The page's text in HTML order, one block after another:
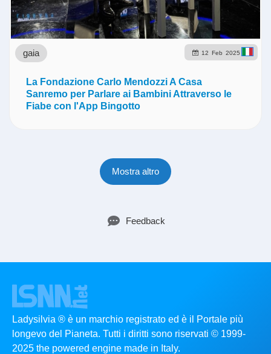
12 Feb 2025
gaia
La Fondazione Carlo Mendozzi A Casa
Sanremo per Parlare ai Bambini Attraverso le
Fiabe con l'App Bingotto
Mostra altro
Feedback
Ladysilvia ® è un marchio registrato ed è il Portale più
longevo del Pianeta. Tutti i diritti sono riservati © 1999-
2025 the powered engine made in Italy.